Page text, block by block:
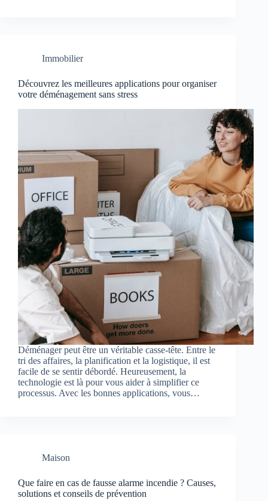
Immobilier
Découvrez les meilleures applications pour organiser
votre déménagement sans stress
Déménager peut être un véritable casse-tête. Entre le
tri des affaires, la planification et la logistique, il est
facile de se sentir débordé. Heureusement, la
technologie est là pour vous aider à simplifier ce
processus. Avec les bonnes applications, vous…
Maison
Que faire en cas de fausse alarme incendie ? Causes,
solutions et conseils de prévention